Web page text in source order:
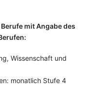
mit Angabe des
Wissenschaft und
monatlich Stufe 4